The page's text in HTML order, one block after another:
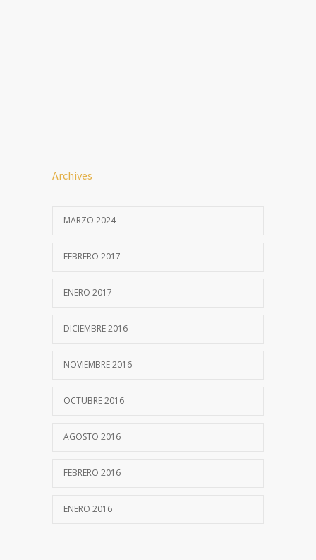
Archives
MARZO 2024
FEBRERO 2017
ENERO 2017
DICIEMBRE 2016
NOVIEMBRE 2016
OCTUBRE 2016
AGOSTO 2016
FEBRERO 2016
ENERO 2016